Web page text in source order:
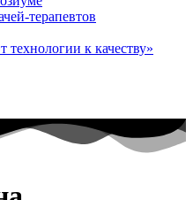
терапевтов
технологии к качеству»